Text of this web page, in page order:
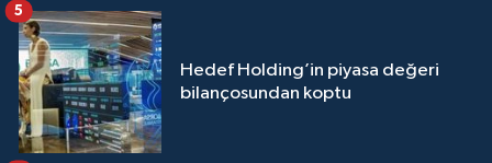
Hedef Holding’in piyasa değeri
bilançosundan koptu
5